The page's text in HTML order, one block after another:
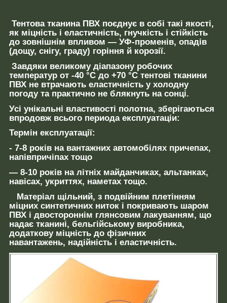
Тентова тканина ПВХ поєднує в собі такі якості,
як міцність і еластичність, гнучкість і стійкість
до зовнішнім впливом — УФ-променів, опадів
(дощу, снігу, граду) горіння й корозії.
Завдяки великому діапазонуробочих
температур от -40 °C до +70 °C тентові тканини
ПВХ не втрачають еластичність у холодну
погоду та практично не блякнуть на сонці.
Усі унікальні властивості полотна, зберігаються
впродовж всього периода експлуатаціи:
Термін експлуатації:
- 7-8 років на вантажних автомобілях причепах,
напівпричіпах тощо
— 8-10 років на літніх майданчиках, альтанках,
навісах, укриттях, наметах тощо.
Матеріал щільний, з подвійним плетінням
міцних синтетичних ниток і покривають шаром
ПВХ і двостороннім глянсовим лакуванням, що
надає тканині, бельгійському виробника,
додаткову міцність до фізичних
навантажень, надійність і еластичність.